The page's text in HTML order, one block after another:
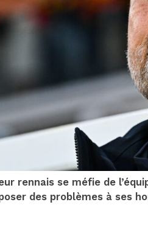
rennais se méfie de
des problèmes à ses